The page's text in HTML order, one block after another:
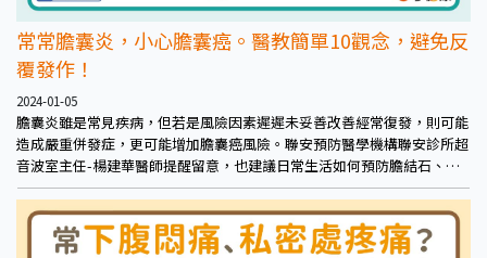
常常膽囊炎，小心膽囊癌。醫教簡單10觀念，避免反
覆發作！
2024-01-05
膽囊炎雖是常見疾病，但若是風險因素遲遲未妥善改善經常復發，則可能
造成嚴重併發症，更可能增加膽囊癌風險。聯安預防醫學機構聯安診所超
音波室主任-楊建華醫師提醒留意，也建議日常生活如何預防膽結石、膽
囊炎。